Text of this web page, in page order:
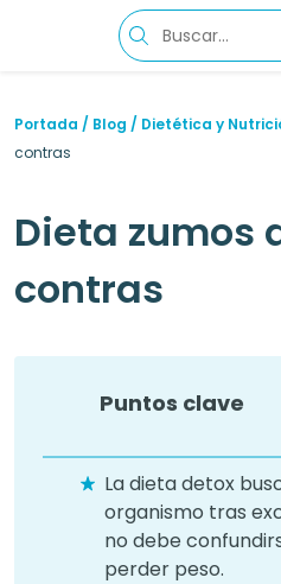
Portada / Blog / Dietética y
contras
Dieta zumos
contras
Puntos clave
La dieta detox
organismo tras
no debe
perder peso.